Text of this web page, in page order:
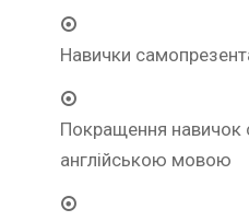
Навички
Покращення навичок
англійською мовою